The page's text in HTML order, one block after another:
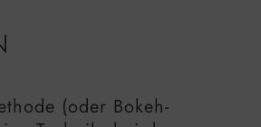
(oder Bokeh-